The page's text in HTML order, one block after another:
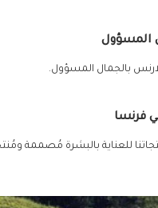
المسؤول
بالجمال المسؤول.
فرنسا
للعناية بالبشرة مُصممة